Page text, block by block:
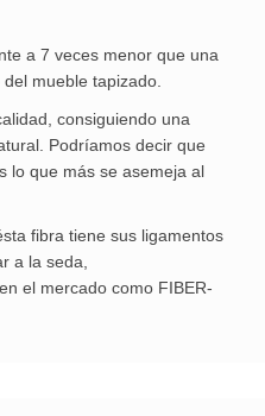
a 7 veces menor que una
mueble tapizado.
consiguiendo una
Podríamos decir que
lo que más se asemeja al
fibra tiene sus ligamentos
a la seda,
el mercado como FIBER-